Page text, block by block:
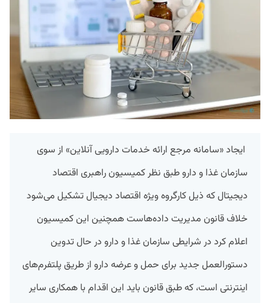
ایجاد «سامانه مرجع ارائه خدمات دارویی آنلاین» از سوی
سازمان غذا و دارو طبق نظر کمیسیون راهبری اقتصاد
دیجیتال که ذیل کارگروه ویژه اقتصاد دیجیال تشکیل می‌شود
خلاف قانون مدیریت داده‌‌هاست همچنین این کمیسیون
اعلام کرد در شرایطی سازمان غذا و دارو در حال تدوین
دستورالعمل جدید برای حمل و عرضه دارو از طریق پلتفرم‌های
اینترنتی است، که طبق قانون باید این اقدام با همکاری سایر